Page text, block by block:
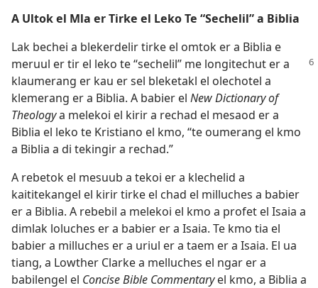
A Ultok el Mla er Tirke el Leko Te “Sechelil” a Biblia
Lak bechei a blekerdelir tirke el omtok er a Biblia e
meruul er tir el leko te “sechelil” me longitechut er a
klaumerang er kau er sel bleketakl el olechotel a
klemerang er a Biblia. A babier el New Dictionary of
Theologya melekoi el kirir a rechad el mesaod er a
Biblia el leko te Kristiano el kmo, “te oumerang el kmo
a Biblia a di tekingir a rechad.”
A rebetok el mesuub a tekoi er a klechelid a
kaititekangel el kirir tirke el chad el milluches a babier
er a Biblia. A rebebil a melekoi el kmo a profet el Isaia a
dimlak loluches er a babier er a Isaia. Te kmo tia el
babier a milluches er a uriul er a taem er a Isaia. El ua
tiang, a Lowther Clarke a melluches el ngar er a
babilengel el Concise Bible Commentaryel kmo, a Biblia a